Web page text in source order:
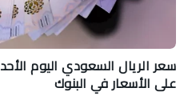
على الأسعار في البنوك